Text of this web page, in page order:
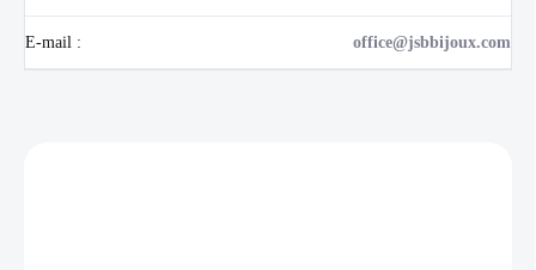
E-mail : office@jsbbijoux.com